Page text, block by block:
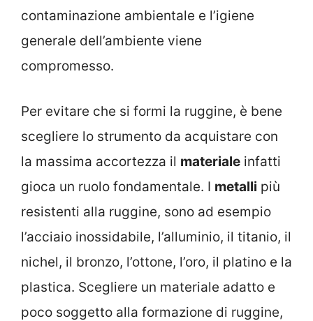
contaminazione ambientale e l’igiene
generale dell’ambiente viene
compromesso.
Per evitare che si formi la ruggine, è bene
scegliere lo strumento da acquistare con
la massima accortezza il materiale infatti
gioca un ruolo fondamentale. I metalli più
resistenti alla ruggine, sono ad esempio
l’acciaio inossidabile, l’alluminio, il titanio, il
nichel, il bronzo, l’ottone, l’oro, il platino e la
plastica. Scegliere un materiale adatto e
poco soggetto alla formazione di ruggine,